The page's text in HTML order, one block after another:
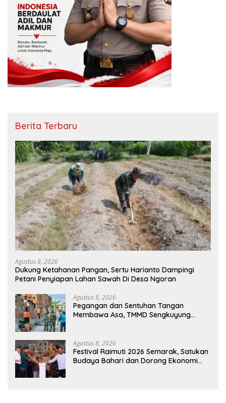
Berita Terbaru
Agustus 8, 2026
Dukung Ketahanan Pangan, Sertu Harianto Dampingi
Petani Penyiapan Lahan Sawah Di Desa Ngoran
Agustus 8, 2026
Pegangan dan Sentuhan Tangan
Membawa Asa, TMMD Sengkuyung
Agustus 8, 2026
Festival Raimuti 2026 Semarak, Satukan
Budaya Bahari dan Dorong Ekonomi